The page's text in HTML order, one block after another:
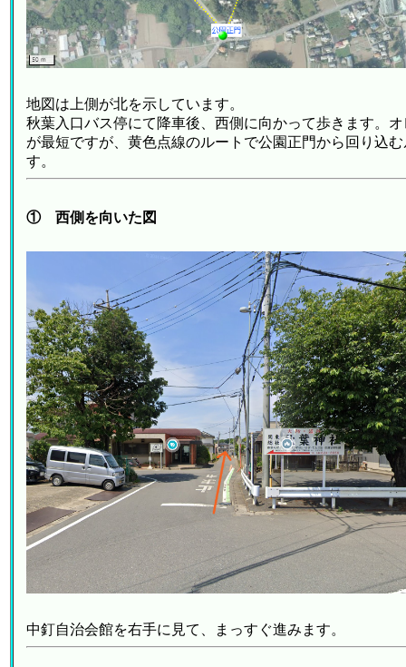
地図は上側が北を示しています。
秋葉入口バス停にて降車後、西側に向かって歩きます。
が最短ですが、黄色点線のルートで公園正門から回り込
す。
① 西側を向いた図
中釘自治会館を右手に見て、まっすぐ進みます。